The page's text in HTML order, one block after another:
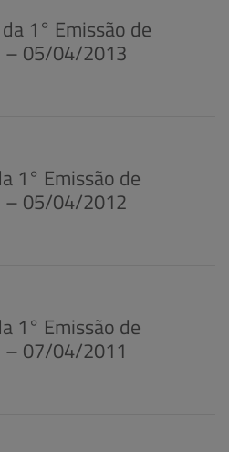
1° Emissão de
– 05/04/2013
1° Emissão de
– 05/04/2012
1° Emissão de
– 07/04/2011